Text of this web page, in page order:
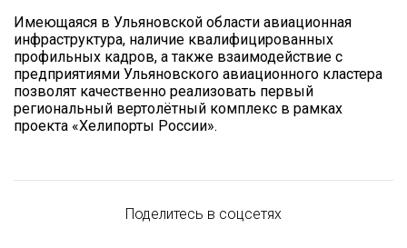
Имеющаяся в Ульяновской области авиационная
инфраструктура, наличие квалифицированных
профильных кадров, а также взаимодействие с
предприятиями Ульяновского авиационного кластера
позволят качественно реализовать первый
региональный вертолётный комплекс в рамках
проекта «Хелипорты России».
Поделитесь в соцсетях